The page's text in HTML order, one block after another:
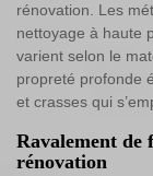
rénovation. Les
nettoyage à haute
varient selon le
propreté profonde
et crasses qui
Ravalement de
rénovation